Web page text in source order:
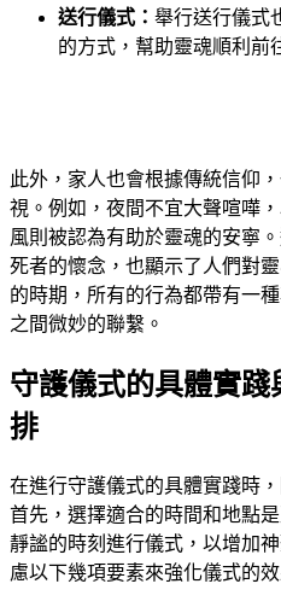
送行儀式： 舉行送行儀式
的方式，幫助靈魂順利前
此外，家人也會根據傳統信仰
視。例如，夜間不宜大聲喧嘩
風則被認為有助於靈魂的安寧
死者的懷念，也顯示了人們對
的時期，所有的行為都帶有一
之間微妙的聯繫。
守護儀式的具體實
排
在進行守護儀式的具體實踐時
首先，選擇適合的時間和地點
靜謐的時刻進行儀式，以增加
慮以下幾項要素來強化儀式的效